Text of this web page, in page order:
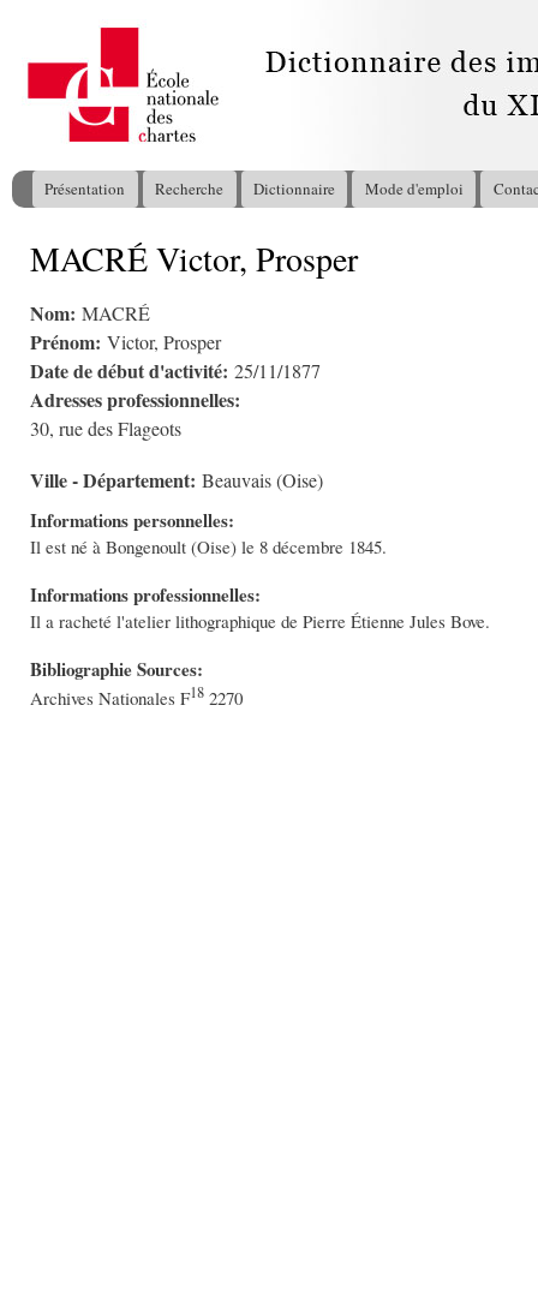
Menu principal
Présentation Recherche Dictionnaire Mode d'emploi
Vous êtes ici
MACRÉ Victor, Prosper
Nom: MACRÉ
Prénom: Victor, Prosper
Date de début d'activité: 25/11/1877
Adresses professionnelles:
30, rue des Flageots
Ville - Département: Beauvais (Oise)
Informations personnelles:
Il est né à Bongenoult (Oise) le 8 décembre 1845.
Informations professionnelles:
Il a racheté l'atelier lithographique de Pierre Étienne Jules Bove.
Bibliographie Sources:
Archives Nationales F18 2270